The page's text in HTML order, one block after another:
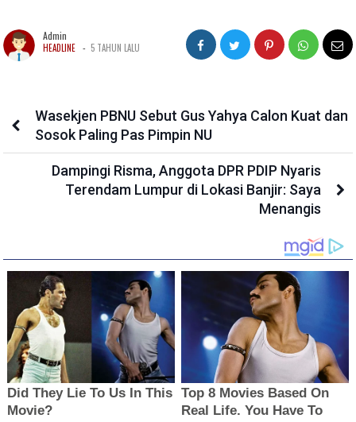
Admin
HEADLINE - 5 TAHUN LALU
Wasekjen PBNU Sebut Gus Yahya Calon Kuat dan
Sosok Paling Pas Pimpin NU
Dampingi Risma, Anggota DPR PDIP Nyaris
Terendam Lumpur di Lokasi Banjir: Saya
Menangis